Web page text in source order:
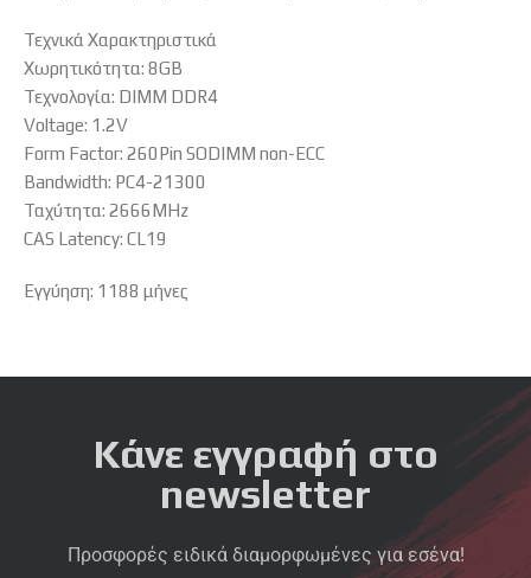
Τεχνικά Χαρακτηριστικά
Χωρητικότητα: 8GB
Τεχνολογία: DIMM DDR4
Voltage: 1.2V
Form Factor: 260Pin SODIMM non-ECC
Bandwidth: PC4-21300
Ταχύτητα: 2666MHz
CAS Latency: CL19
Εγγύηση: 1188 μήνες
Κάνε εγγραφή στο
newsletter
Προσφορές ειδικά διαμορφωμένες για εσένα!